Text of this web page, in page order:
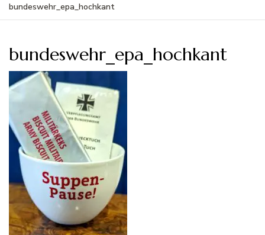
bundeswehr_epa_hochkant
bundeswehr_epa_hochkant